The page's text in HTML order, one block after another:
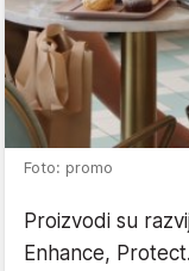
Foto: promo
Proizvodi su
Enhance,